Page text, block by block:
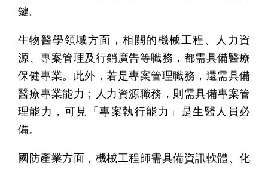
鍵。
生物醫學領域方面，相關的機械工程、人力資
源、專案管理及行銷廣告等職務，都需具備醫療
保健專業。此外，若是專案管理職務，還需具備
醫療專業能力；人力資源職務，則需具備專案管
理能力，可見「專案執行能力」是生醫人員必
備。
國防產業方面，機械工程師需具備資訊軟體、化